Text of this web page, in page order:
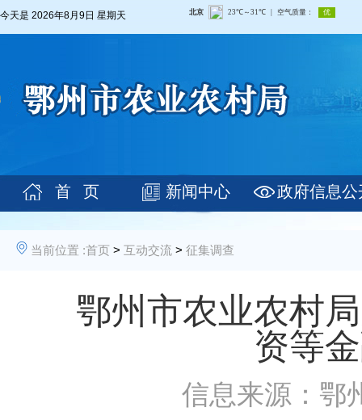
今天是 2026年8月9日 星期天
首 页 新闻中心 政府信息公
当前位置 :首页 > 互动交流 > 征集调查
鄂州市农业农村
资等
信息来源：鄂